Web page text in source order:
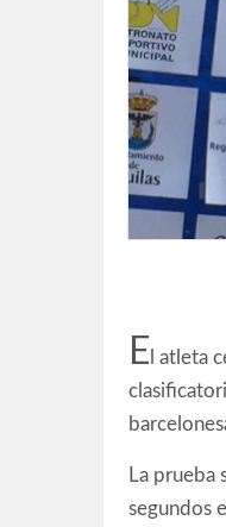
E l atleta
La prueba
segundos